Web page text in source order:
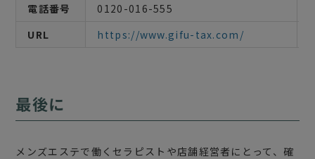
電話番号
0120-016-555
URL
https://www.gifu-tax.com/
最後に
メンズエステで働くセラピストや店舗経営者にとって、確